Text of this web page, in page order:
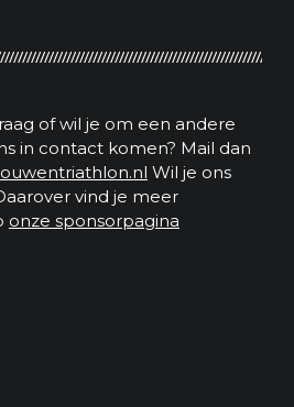
of wil je om een andere
in contact komen? Mail dan
Wil je ons
vind je meer
onze sponsorpagina